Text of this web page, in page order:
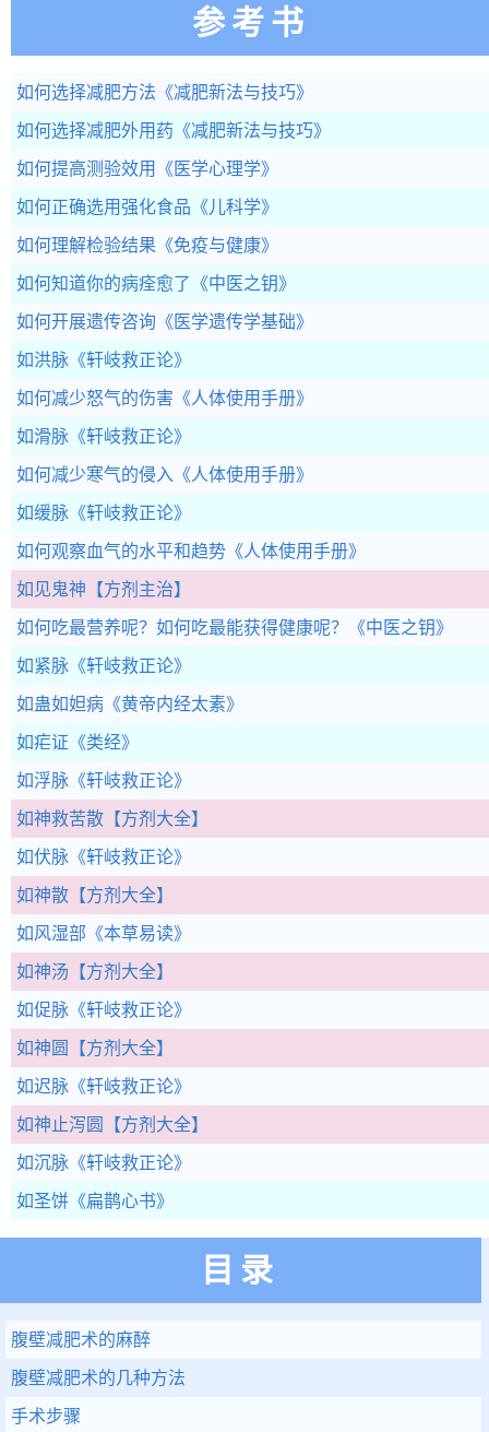
参考书
如何选择减肥方法 《减肥新法与技巧》
如何选择减肥外用药 《减肥新法与技巧》
如何提高测验效用 《医学心理学》
如何正确选用强化食品 《儿科学》
如何理解检验结果 《免疫与健康》
如何知道你的病痊愈了 《中医之钥》
如何开展遗传咨询 《医学遗传学基础》
如洪脉 《轩岐救正论》
如何减少怒气的伤害 《人体使用手册》
如滑脉 《轩岐救正论》
如何减少寒气的侵入 《人体使用手册》
如缓脉 《轩岐救正论》
如何观察血气的水平和趋势 《人体使用手册》
如见鬼神 【方剂主治】
如何吃最营养呢？如何吃最能获得健康呢？ 《中医之钥》
如紧脉 《轩岐救正论》
如蛊如妲病 《黄帝内经太素》
如疟证 《类经》
如浮脉 《轩岐救正论》
如神救苦散 【方剂大全】
如伏脉 《轩岐救正论》
如神散 【方剂大全】
如风湿部 《本草易读》
如神汤 【方剂大全】
如促脉 《轩岐救正论》
如神圆 【方剂大全】
如迟脉 《轩岐救正论》
如神止泻圆 【方剂大全】
如沉脉 《轩岐救正论》
如圣饼 《扁鹊心书》
目录
腹壁减肥术的麻醉
腹壁减肥术的几种方法
手术步骤